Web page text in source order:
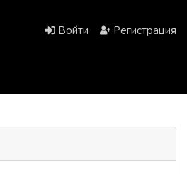
Войти Регистрация